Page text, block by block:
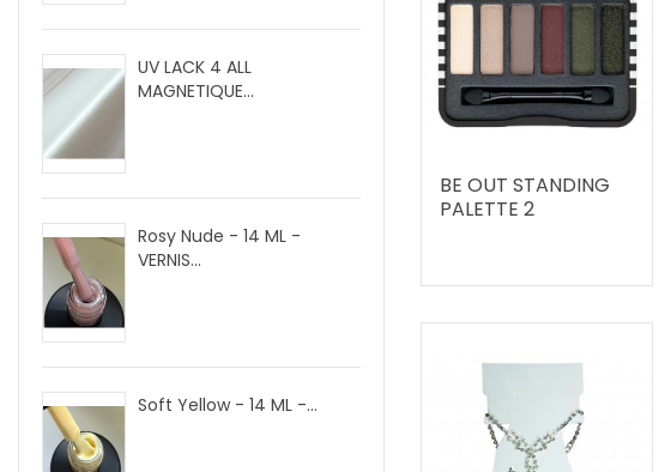
UV LACK 4 ALL
MAGNETIQUE...
Rosy Nude - 14 ML -
VERNIS...
Soft Yellow - 14 ML -...
BE OUT STANDING
PALETTE 2